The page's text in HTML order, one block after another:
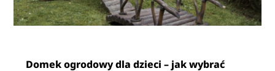
Domek ogrodowy dla dzieci – jak wybrać